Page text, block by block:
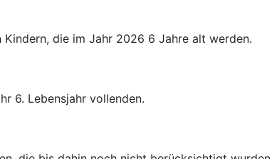
die im Jahr 2026 6 Jahre alt werden.
6. Lebensjahr vollenden.